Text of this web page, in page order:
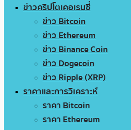
ข่าวคริปโตเคอเรนซี่
ข่าว Bitcoin
ข่าว Ethereum
ข่าว Binance Coin
ข่าว Dogecoin
ข่าว Ripple (XRP)
ราคาและการวิเคราะห์
ราคา Bitcoin
ราคา Ethereum